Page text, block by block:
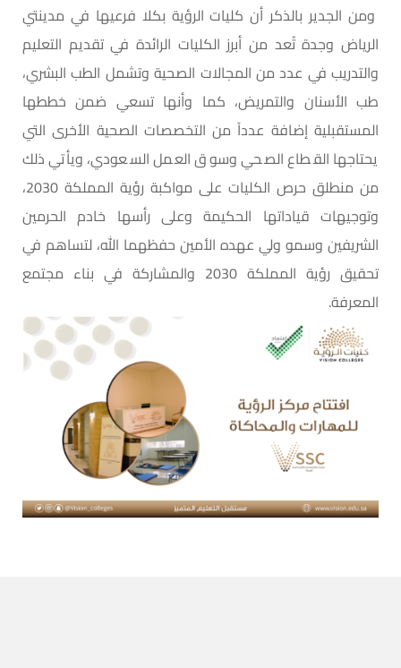
ومن الجدير بالذكر أن كليات الرؤية بكلا فرعيها في مدينتي
الرياض وجدة تُعد من أبرز الكليات الرائدة في تقديم التعليم
والتدريب في عدد من المجالات الصحية وتشمل الطب البشري،
طب الأسنان والتمريض، كما وأنها تسعي ضمن خططها
المستقبلية إضافة عدداً من التخصصات الصحية الأخرى التي
يحتاجها القطاع الصحي وسوق العمل السعودي، ويأتي ذلك
من منطلق حرص الكليات على مواكبة رؤية المملكة 2030،
وتوجيهات قياداتها الحكيمة وعلى رأسها خادم الحرمين
الشريفين وسمو ولي عهده الأمين حفظهما الله، لتساهم في
تحقيق رؤية المملكة 2030 والمشاركة في بناء مجتمع
المعرفة.